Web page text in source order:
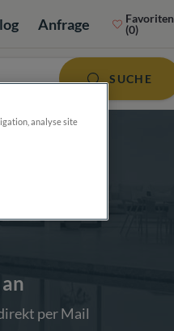
Anfrage
Favoriten
(0)
SUCHE
per Mail
analyse site